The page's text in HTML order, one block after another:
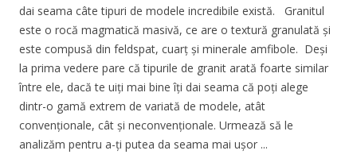
dai seama câte tipuri de modele incredibile există. Granitul
este o rocă magmatică masivă, ce are o textură granulată și
este compusă din feldspat, cuarț și minerale amfibole. Deși
la prima vedere pare că tipurile de granit arată foarte similar
între ele, dacă te uiți mai bine îți dai seama că poți alege
dintr-o gamă extrem de variată de modele, atât
convenționale, cât și neconvenționale. Urmează să le
analizăm pentru a-ți putea da seama mai ușor ...